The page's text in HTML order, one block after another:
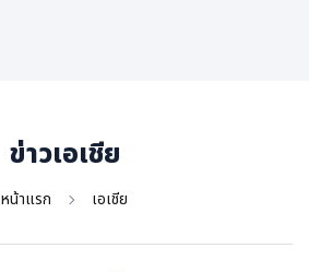
ข่าวเอเชีย
หน้าแรก เอเชีย